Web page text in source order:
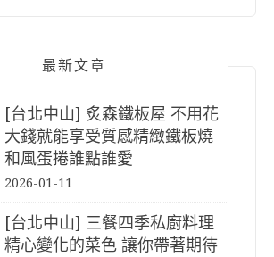
最新文章
[台北中山] 炙森鐵板屋 不用花
大錢就能享受質感精緻鐵板燒
和風蛋捲誰點誰愛
2026-01-11
[台北中山] 三餐四季私廚料理
精心變化的菜色 讓你帶著期待